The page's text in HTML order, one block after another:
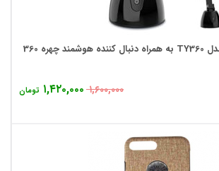
پایه گوشی موبایل مدل TY360 به همراه دنبال کننده هوشمند چهره 360
۱,۶۰۰,۰۰۰ ۱,۴۲۰,۰۰۰ تومان